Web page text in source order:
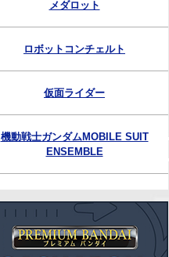
メダロット
ロボットコンチェルト
仮面ライダー
機動戦士ガンダムMOBILE SUIT
ENSEMBLE